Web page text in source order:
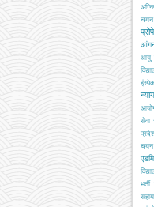
आयु
सेवा
चयन
भर्ती